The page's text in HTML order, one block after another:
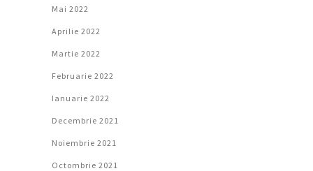
Mai 2022
Aprilie 2022
Martie 2022
Februarie 2022
Ianuarie 2022
Decembrie 2021
Noiembrie 2021
Octombrie 2021